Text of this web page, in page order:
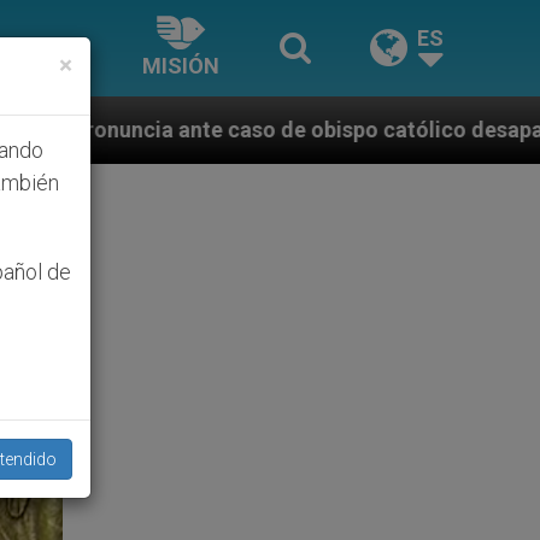
MISIÓN
ES
de obispo católico desaparecido por la
×
de